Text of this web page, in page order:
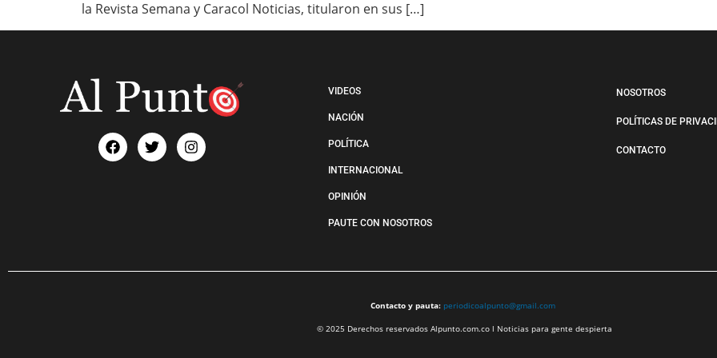
la Revista Semana y Caracol Noticias, titularon en sus […]
VIDEOS
NACIÓN
POLÍTICA
INTERNACIONAL
OPINIÓN
PAUTE CON NOSOTROS
NOSOTROS
POLÍTICAS DE
CONTACTO
Contacto y pauta: periodicoalpunto@gmail.com
© 2025 Derechos reservados Alpunto.com.co l Noticias para gente despierta